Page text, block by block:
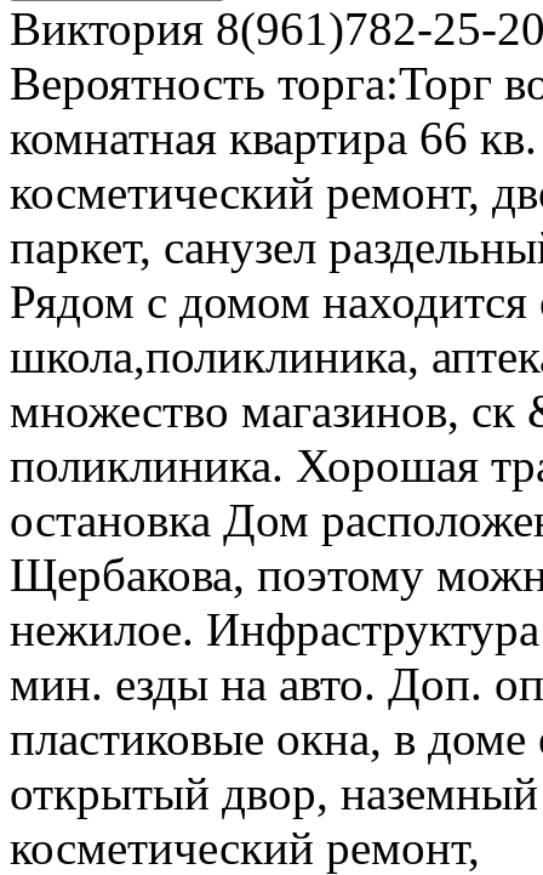
Виктория 8(961)782-25-
Вероятность торга:Торг
комнатная квартира 66
косметический ремонт,
паркет, санузел
Рядом с домом находится
школа,поликлиника,
множество магазинов, ск
поликлиника. Хорошая
остановка Дом
Щербакова, поэтому
нежилое.
мин. езды на авто. Доп.
пластиковые окна, в доме
открытый двор,
косметический ремонт,